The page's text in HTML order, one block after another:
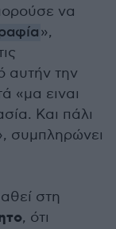
να
»,
αυτήν την
«μα ειναι
Και πάλι
συμπληρώνει
στη
, ότι